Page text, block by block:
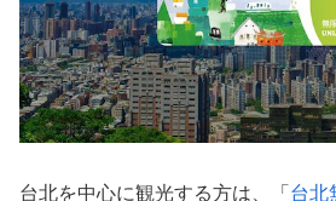
台北を中心に観光する方は、「 台北